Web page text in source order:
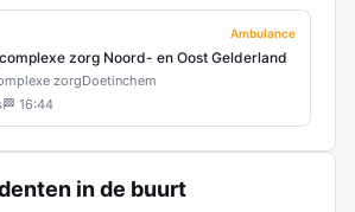
Ambulance
zorg Noord- en Oost Gelderland
zorgDoetinchem
🏁 16:44
in de buurt